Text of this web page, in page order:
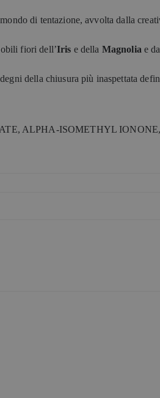
di tentazione, avvolta dalla
fiori dell’Iris e della Magnolia e
degni della chiusura più inaspettata
ALPHA-ISOMETHYL